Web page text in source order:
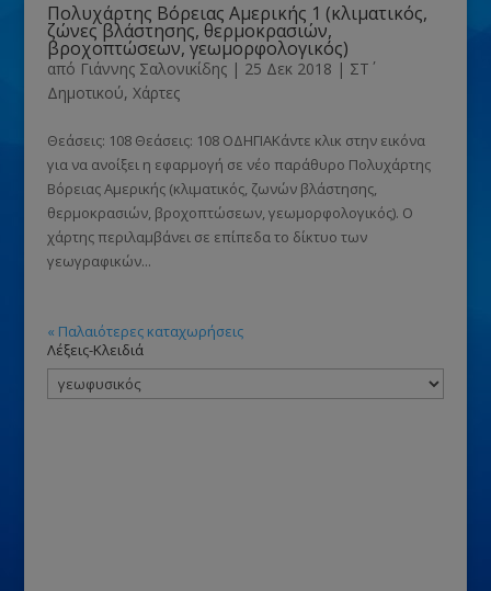
Πολυχάρτης Βόρειας Αμερικής 1 (κλιματικός,
ζώνες βλάστησης, θερμοκρασιών,
βροχοπτώσεων, γεωμορφολογικός)
από Γιάννης Σαλονικίδης| 25 Δεκ 2018 | ΣΤ΄
Δημοτικού, Χάρτες
Θεάσεις: 108 Θεάσεις: 108 ΟΔΗΓΙΑΚάντε κλικ στην εικόνα
για να ανοίξει η εφαρμογή σε νέο παράθυρο Πολυχάρτης
Βόρειας Αμερικής (κλιματικός, ζωνών βλάστησης,
θερμοκρασιών, βροχοπτώσεων, γεωμορφολογικός). Ο
χάρτης περιλαμβάνει σε επίπεδα το δίκτυο των
γεωγραφικών...
« Παλαιότερες καταχωρήσεις
Λέξεις-Κλειδιά